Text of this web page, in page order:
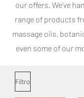
our offers. We've
range of products
massage oils,
even some of our
Filtro